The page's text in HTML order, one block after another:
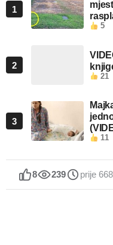
1
5
2
21
3
11
8 239 prije